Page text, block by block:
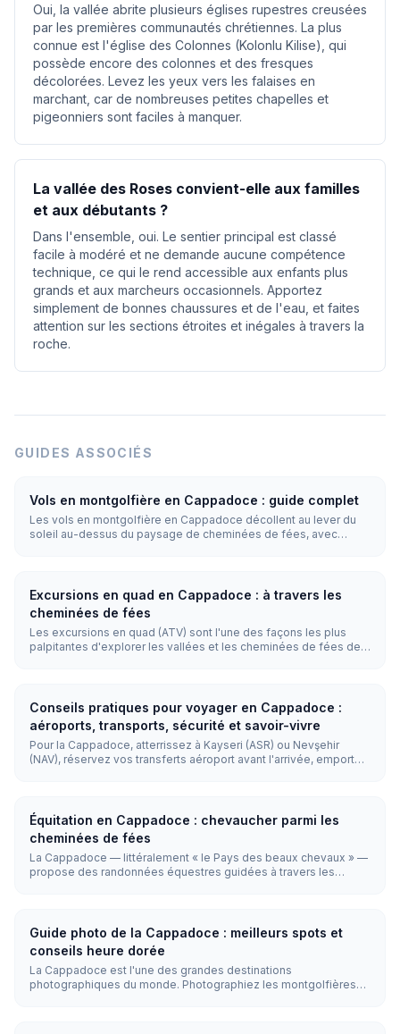
Oui, la vallée abrite plusieurs églises rupestres creusées
par les premières communautés chrétiennes. La plus
connue est l'église des Colonnes (Kolonlu Kilise), qui
possède encore des colonnes et des fresques
décolorées. Levez les yeux vers les falaises en
marchant, car de nombreuses petites chapelles et
pigeonniers sont faciles à manquer.
La vallée des Roses convient-elle aux familles
et aux débutants ?
Dans l'ensemble, oui. Le sentier principal est classé
facile à modéré et ne demande aucune compétence
technique, ce qui le rend accessible aux enfants plus
grands et aux marcheurs occasionnels. Apportez
simplement de bonnes chaussures et de l'eau, et faites
attention sur les sections étroites et inégales à travers la
roche.
GUIDES ASSOCIÉS
Vols en montgolfière en Cappadoce : guide complet
Les vols en montgolfière en Cappadoce décollent au lever du
soleil au-dessus du paysage de cheminées de fées, avec
Excursions en quad en Cappadoce : à travers les
cheminées de fées
Les excursions en quad (ATV) sont l'une des façons les plus
palpitantes d'explorer les vallées et les cheminées de fées de
populaires.
Conseils pratiques pour voyager en Cappadoce :
aéroports, transports, sécurité et savoir-vivre
Pour la Cappadoce, atterrissez à Kayseri (ASR) ou Nevşehir
(NAV), réservez vos transferts aéroport avant l'arrivée, emportez
hammams et villages. La Cappadoce est généralement sûre,
mais la météo, les départs matinaux, les chemins irréguliers et
les vallées reculées exigent une planification pratique.
Équitation en Cappadoce : chevaucher parmi les
cheminées de fées
La Cappadoce — littéralement « le Pays des beaux chevaux » —
propose des randonnées équestres guidées à travers les
Guide photo de la Cappadoce : meilleurs spots et
conseils heure dorée
La Cappadoce est l'une des grandes destinations
photographiques du monde. Photographiez les montgolfières